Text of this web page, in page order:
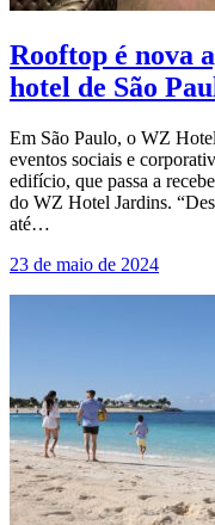
Rooftop é nova
hotel de São
Em São Paulo, o WZ
eventos sociais e
edifício, que passa a
do WZ Hotel Jardins.
até…
23 de maio de 2024